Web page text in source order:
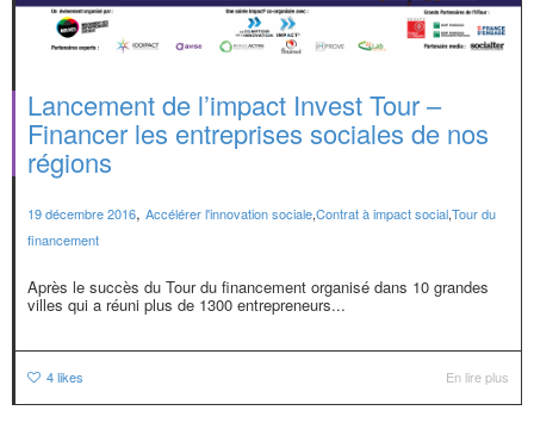
Lancement de l’impact Invest Tour –
Financer les entreprises sociales de nos
régions
19 décembre 2016, Accélérer l'innovation sociale,Contrat à impact social,Tour du
financement
Après le succès du Tour du financement organisé dans 10 grandes
villes qui a réuni plus de 1300 entrepreneurs...
4likes En lire plus